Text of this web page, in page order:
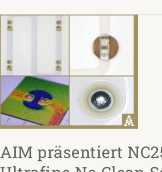
AIM präsentiert
AIM
Ultrafine
Clean
Solder
Paste
auf
der